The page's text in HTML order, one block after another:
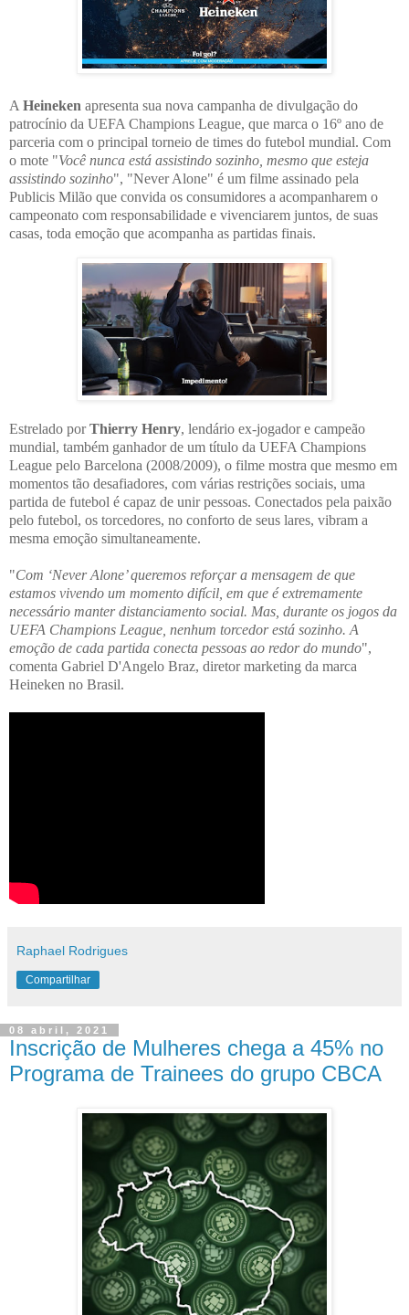
A Heineken apresenta sua nova campanha de divulgação do
patrocínio da UEFA Champions League, que marca o 16º ano de
parceria com o principal torneio de times do futebol mundial. Com
o mote "Você nunca está assistindo sozinho, mesmo que esteja
assistindo sozinho", "Never Alone" é um filme assinado pela
Publicis Milão que convida os consumidores a acompanharem o
campeonato com responsabilidade e vivenciarem juntos, de suas
casas, toda emoção que acompanha as partidas finais.
Estrelado porThierry Henry, lendário ex-jogador e campeão
mundial, também ganhador de um título da UEFA Champions
League pelo Barcelona (2008/2009), o filme mostra que mesmo em
momentos tão desafiadores, com várias restrições sociais, uma
partida de futebol é capaz de unir pessoas. Conectados pela paixão
pelo futebol, os torcedores, no conforto de seus lares, vibram a
mesma emoção simultaneamente.
"Com ‘Never Alone’ queremos reforçar a mensagem de que
estamos vivendo um momento difícil, em que é extremamente
necessário manter distanciamento social. Mas, durante os jogos da
UEFA Champions League, nenhum torcedor está sozinho. A
emoção de cada partida conecta pessoas ao redor do mundo",
comenta Gabriel D'Angelo Braz, diretor marketing da marca
Heineken no Brasil.
Raphael Rodrigues
Compartilhar
08 abril, 2021
Inscrição de Mulheres chega a 45% no
Programa de Trainees do grupo CBCA